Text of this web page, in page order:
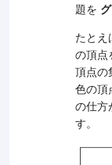
題を
たとえ
の頂点
頂点の
色の頂
の仕方
す。